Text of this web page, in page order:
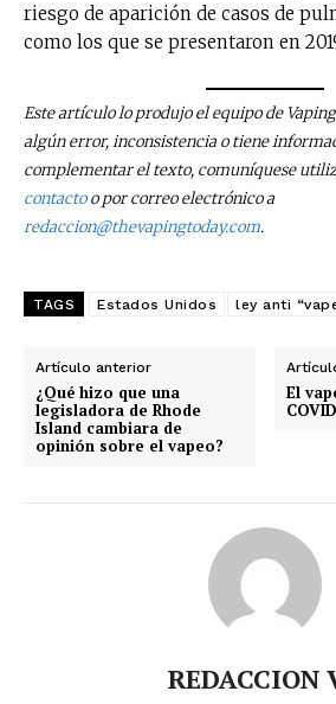
riesgo de aparición de casos de
como los que se presentaron en
Este artículo lo produjo el equipo de
algún error, inconsistencia o tiene
complementar el texto, comuníquese
contactoo por correo electrónico a
redaccion@thevapingtoday.com.
TAGS Estados Unidos ley anti
Artículo anterior
¿Qué hizo que una
legisladora de Rhode
Island cambiara de
opinión sobre el vapeo?
El
REDACCION